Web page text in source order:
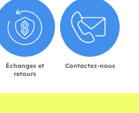
Échanges et
retours
Contactez-nous